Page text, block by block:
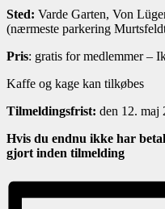
Sted: Varde Garten, Von
(nærmeste parkering
Pris: gratis for medlemmer –
Kaffe og kage kan tilkøbes
Tilmeldingsfrist: den 12. maj
Hvis du endnu ikke har
gjort inden tilmelding